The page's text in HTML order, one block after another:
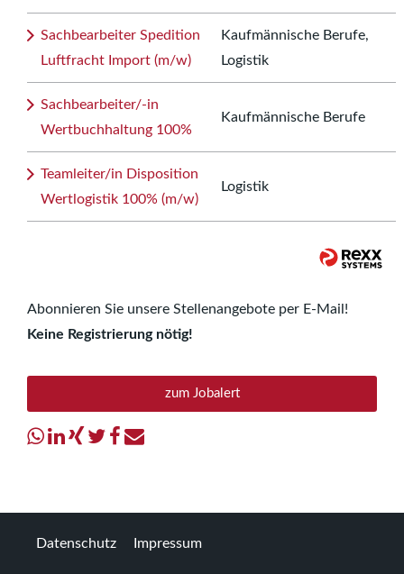
Sachbearbeiter Spedition
Luftfracht Import (m/w)
Kaufmännische Berufe,
Logistik
Sachbearbeiter/-in
Wertbuchhaltung 100%
Kaufmännische Berufe
Teamleiter/in Disposition
Wertlogistik 100% (m/w)
Logistik
Abonnieren Sie unsere Stellenangebote per E-Mail!
Keine Registrierung nötig!
zum Jobalert
Datenschutz Impressum